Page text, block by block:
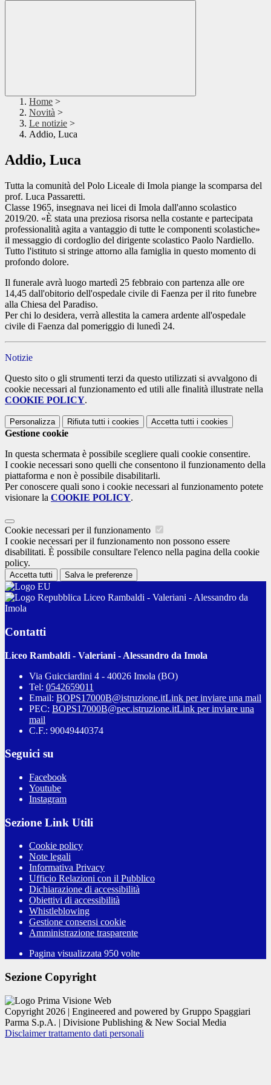
Home >
Novità >
Le notizie >
Addio, Luca
Addio, Luca
Tutta la comunità del Polo Liceale di Imola piange la scomparsa del
prof. Luca Passaretti.
Classe 1965, insegnava nei licei di Imola dall'anno scolastico
2019/20. «È stata una preziosa risorsa nella costante e partecipata
professionalità agita a vantaggio di tutte le componenti scolastiche»
il messaggio di cordoglio del dirigente scolastico Paolo Nardiello.
Tutto l'istituto si stringe attorno alla famiglia in questo momento di
profondo dolore.
Il funerale avrà luogo martedì 25 febbraio con partenza alle ore
14,45 dall'obitorio dell'ospedale civile di Faenza per il rito funebre
alla Chiesa del Paradiso.
Per chi lo desidera, verrà allestita la camera ardente all'ospedale
civile di Faenza dal pomeriggio di lunedì 24.
Notizie
Questo sito o gli strumenti terzi da questo utilizzati si avvalgono di
cookie necessari al funzionamento ed utili alle finalità illustrate nella
COOKIE POLICY.
Personalizza Rifiuta tutti i cookies Accetta tutti i cookies
Gestione cookie
In questa schermata è possibile scegliere quali cookie consentire.
I cookie necessari sono quelli che consentono il funzionamento della
piattaforma e non è possibile disabilitarli.
Per conoscere quali sono i cookie necessari al funzionamento potete
visionare la COOKIE POLICY.
Cookie necessari per il funzionamento
I cookie necessari per il funzionamento non possono essere
disabilitati. È possibile consultare l'elenco nella pagina della cookie
policy.
Accetta tutti Salva le preferenze
Liceo Rambaldi - Valeriani - Alessandro da
Imola
Contatti
Liceo Rambaldi - Valeriani - Alessandro da Imola
Via Guicciardini 4 - 40026 Imola (BO)
Tel: 0542659011
Email: BOPS17000B@istruzione.itLink per inviare una mail
PEC: BOPS17000B@pec.istruzione.itLink per inviare una
mail
C.F.: 90049440374
Seguici su
Facebook
Youtube
Instagram
Sezione Link Utili
Cookie policy
Note legali
Informativa Privacy
Ufficio Relazioni con il Pubblico
Dichiarazione di accessibilità
Obiettivi di accessibilità
Whistleblowing
Gestione consensi cookie
Amministrazione trasparente
Pagina visualizzata 950 volte
Sezione Copyright
Copyright 2026 | Engineered and powered by Gruppo Spaggiari
Parma S.p.A. | Divisione Publishing & New Social Media
Disclaimer trattamento dati personali